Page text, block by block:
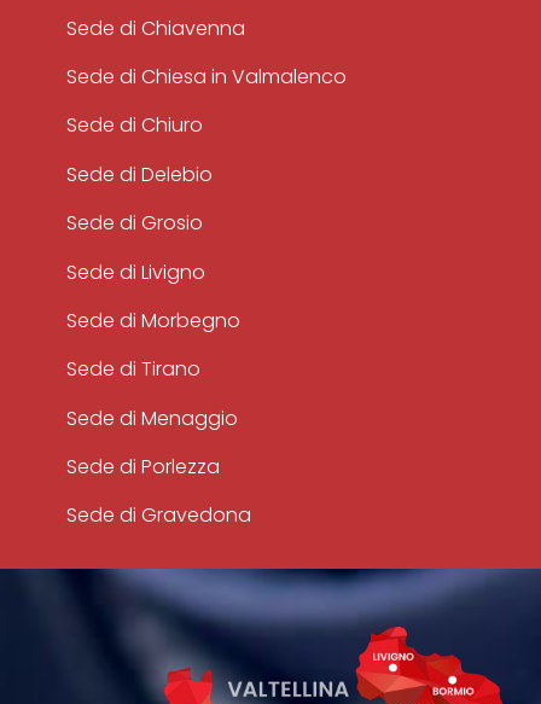
Sede di Chiavenna
Sede di Chiesa in Valmalenco
Sede di Chiuro
Sede di Delebio
Sede di Grosio
Sede di Livigno
Sede di Morbegno
Sede di Tirano
Sede di Menaggio
Sede di Porlezza
Sede di Gravedona